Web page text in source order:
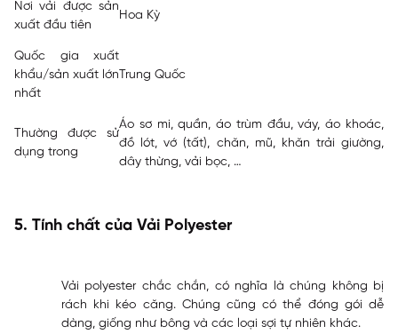
Nơi vải được sản
xuất đầu tiên
Hoa Kỳ
Quốc gia xuất
khẩu/sản xuất lớn
nhất
Trung Quốc
Thường được sử
dụng trong
Áo sơ mi, quần, áo trùm đầu, váy, áo khoác,
đồ lót, vớ (tất), chăn, mũ, khăn trải giường,
dây thừng, vải bọc, …
5. Tính chất của Vải Polyester
Vải polyester chắc chắn, có nghĩa là chúng không bị
rách khi kéo căng. Chúng cũng có thể đóng gói dễ
dàng, giống như bông và các loại sợi tự nhiên khác.